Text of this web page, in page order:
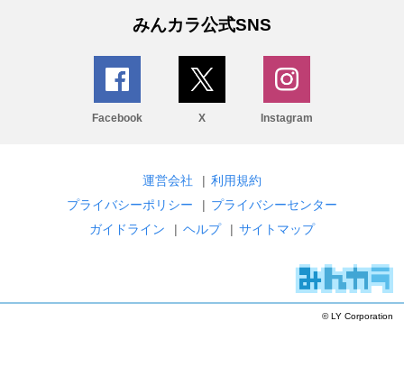
みんカラ公式SNS
Facebook X Instagram
運営会社 | 利用規約
プライバシーポリシー
| プライバシーセンター
ガイドライン
| ヘルプ | サイトマップ
© LY Corporation